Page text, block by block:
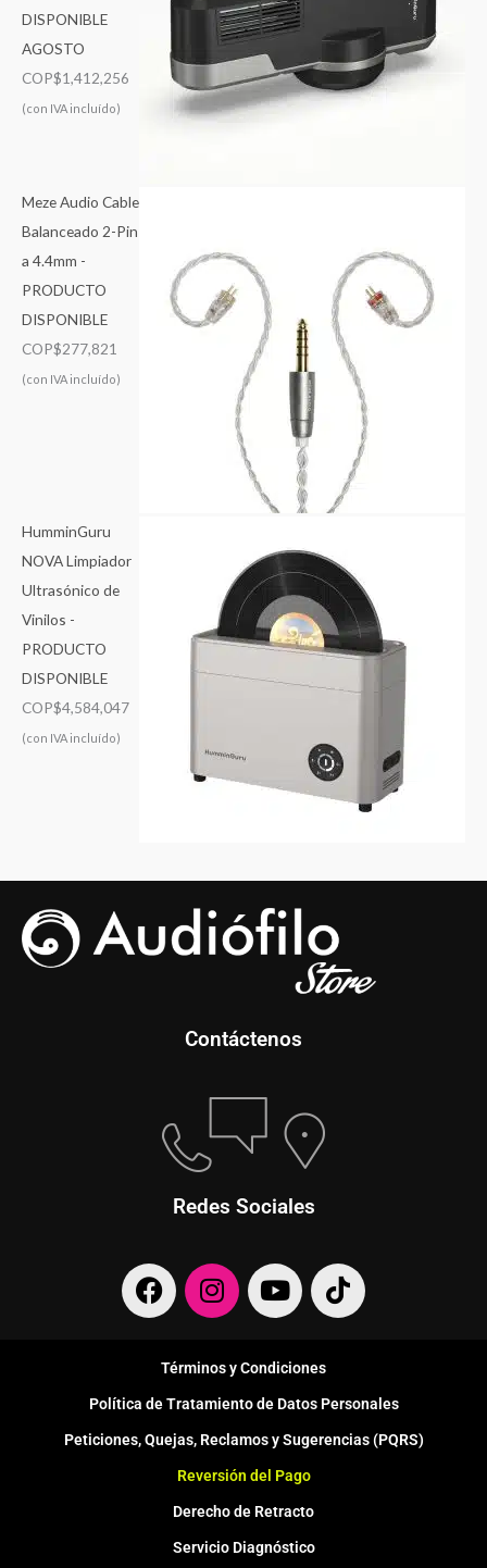
DISPONIBLE
AGOSTO
COP$1,412,256
(con IVA incluído)
Meze Audio Cable
Balanceado 2-Pin
a 4.4mm -
PRODUCTO
DISPONIBLE
COP$277,821
(con IVA incluído)
HumminGuru
NOVA Limpiador
Ultrasónico de
Vinilos -
PRODUCTO
DISPONIBLE
COP$4,584,047
(con IVA incluído)
Contáctenos
Redes Sociales
F
a
e
o
o
I
n
t
a
g
r
a
Y
o
t
u
b
e
T
i
k
Términos y Condiciones
Política de Tratamiento de Datos Personales
Peticiones, Quejas, Reclamos y Sugerencias (PQRS)
Reversión del Pago
Derecho de Retracto
Servicio Diagnóstico